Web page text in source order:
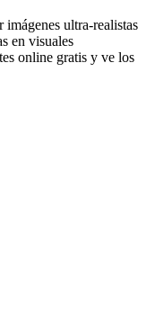
ultra-realistas
en visuales
online gratis y ve los